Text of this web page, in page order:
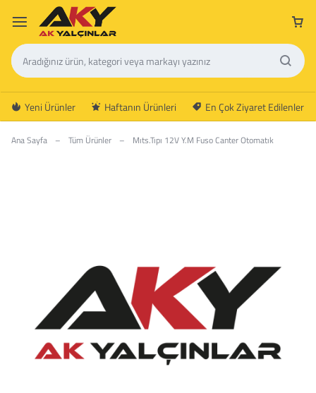
Yeni Ürünler Haftanın Ürünleri En Çok Ziyaret Edilenler
Ana Sayfa – Tüm Ürünler – Mıts.Tıpı 12V Y.M Fuso Canter Otomatık